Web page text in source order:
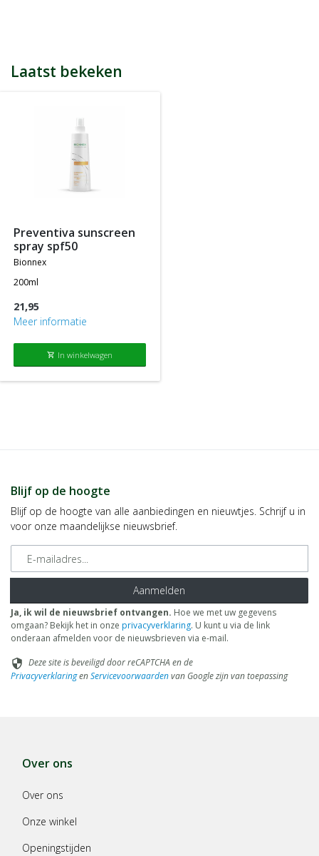
Tijdens het afrekenen zie je dan onderaan een optie om je
spaarpunten in te wisselen, 100 spaarpunten = € 5 korting, 200
spaarpunten bekijken.
LET OP: Je ontvangt geen spaarpunten op producten die al tegen
een bepaalde actieprijs of met een bepaalde korting worden
aangeboden, m.a.w. je ontvangt alleen spaarpunten op
Laatst bekeken
preventiva sunscreen
spray spf50
bionnex
200ml
21,95
Meer informatie
shopping_cart In winkelwagen
Blijf op de hoogte
Blijf op de hoogte van alle aanbiedingen en nieuwtjes. Schrijf u in
voor onze maandelijkse nieuwsbrief.
E-mailadres
Aanmelden
Ja, ik wil de nieuwsbrief ontvangen. Hoe we met uw gegevens
omgaan? Bekijk het in onze privacyverklaring. U kunt u via de link
onderaan afmelden voor de nieuwsbrieven via e-mail.
security Deze site is beveiligd door reCAPTCHA en de
PrivacyverklaringenServicevoorwaardenvan Google zijn van toepassing
Over ons
Over ons
Onze winkel
Openingstijden